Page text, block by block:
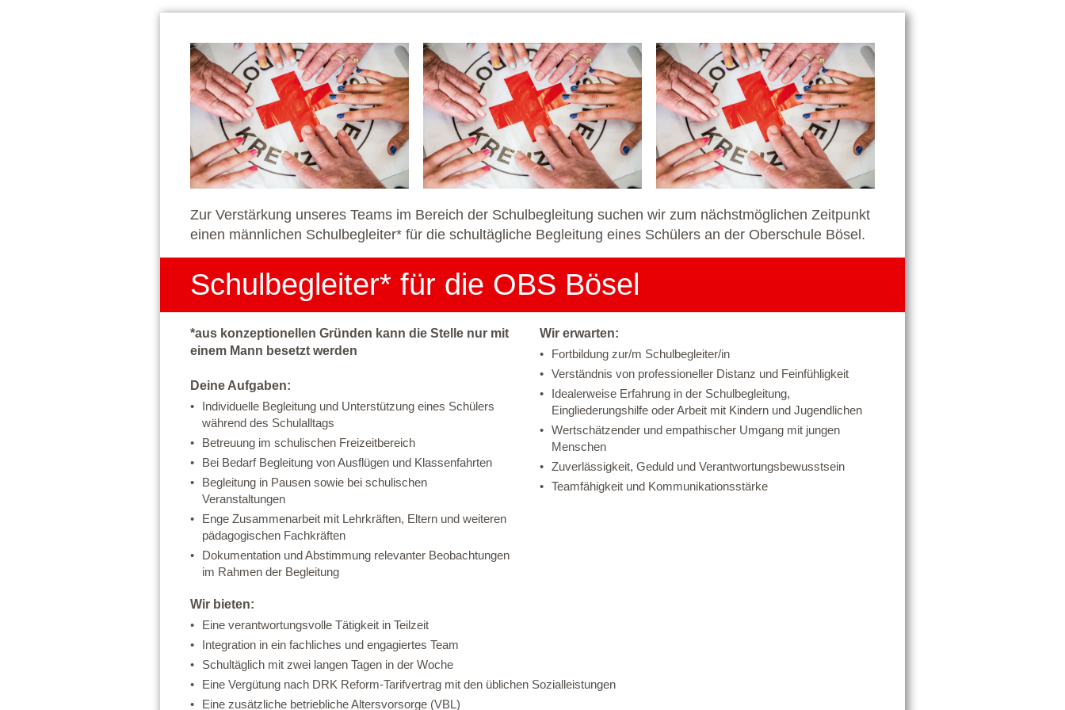
Zur Verstärkung unseres Teams im Bereich der Schulbegleitung suchen wir zum nächstmöglichen Zeitpunkt
einen männlichen Schulbegleiter* für die schultägliche Begleitung eines Schülers an der Oberschule Bösel.
Schulbegleiter* für die OBS Bösel
*aus konzeptionellen Gründen kann die Stelle nur mit
einem Mann besetzt werden
Deine Aufgaben:
Individuelle Begleitung und Unterstützung eines Schülers
während des Schulalltags
Betreuung im schulischen Freizeitbereich
Bei Bedarf Begleitung von Ausflügen und Klassenfahrten
Begleitung in Pausen sowie bei schulischen
Veranstaltungen
Enge Zusammenarbeit mit Lehrkräften, Eltern und weiteren
pädagogischen Fachkräften
Dokumentation und Abstimmung relevanter Beobachtungen
im Rahmen der Begleitung
Wir erwarten:
Fortbildung zur/m Schulbegleiter/in
Verständnis von professioneller Distanz und Feinfühligkeit
Idealerweise Erfahrung in der Schulbegleitung,
Eingliederungshilfe oder Arbeit mit Kindern und Jugendlichen
Wertschätzender und empathischer Umgang mit jungen
Menschen
Zuverlässigkeit, Geduld und Verantwortungsbewusstsein
Teamfähigkeit und Kommunikationsstärke
Wir bieten:
Eine verantwortungsvolle Tätigkeit in Teilzeit
Integration in ein fachliches und engagiertes Team
Schultäglich mit zwei langen Tagen in der Woche
Eine Vergütung nach DRK Reform-Tarifvertrag mit den üblichen Sozialleistungen
Eine zusätzliche betriebliche Altersvorsorge (VBL)